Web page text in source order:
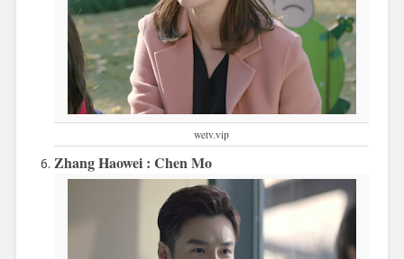
wetv.vip
Zhang Haowei : Chen Mo